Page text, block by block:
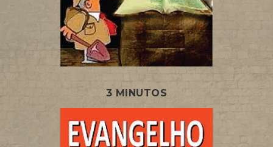
3 MINUTOS